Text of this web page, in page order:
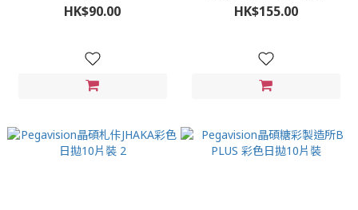
HK$90.00 HK$155.00